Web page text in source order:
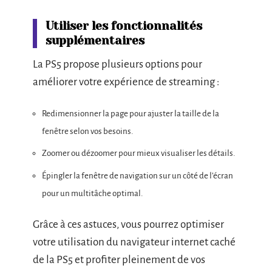
Utiliser les fonctionnalités
supplémentaires
La PS5 propose plusieurs options pour
améliorer votre expérience de streaming :
Redimensionner la page pour ajuster la taille de la
fenêtre selon vos besoins.
Zoomer ou dézoomer pour mieux visualiser les détails.
Épingler la fenêtre de navigation sur un côté de l’écran
pour un multitâche optimal.
Grâce à ces astuces, vous pourrez optimiser
votre utilisation du navigateur internet caché
de la PS5 et profiter pleinement de vos